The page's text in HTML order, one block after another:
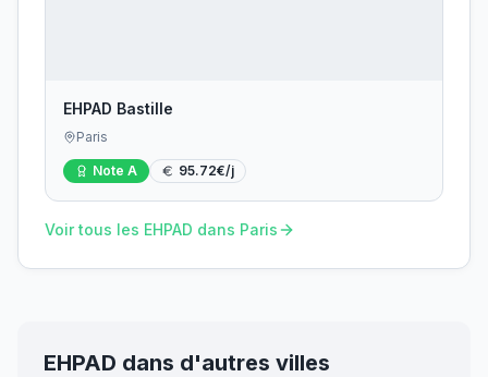
EHPAD Bastille
Paris
Note A 95.72€/j
Voir tous les EHPAD dans Paris
EHPAD dans d'autres villes